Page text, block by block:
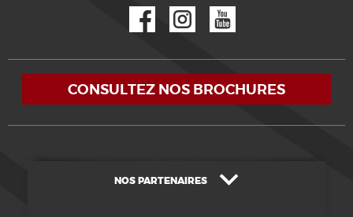
CONSULTEZ NOS BROCHURES
NOS PARTENAIRES